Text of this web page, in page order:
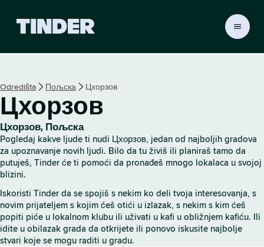
r
p
o
e
t
n
t
r
a
n
Odredišta Пољска Цхорзов
Цхорзов
Цхорзов, Пољска
Pogledaj kakve ljude ti nudi Цхорзов, jedan od najboljih gradova
za upoznavanje novih ljudi. Bilo da tu živiš ili planiraš tamo da
putuješ, Tinder će ti pomoći da pronađeš mnogo lokalaca u svojoj
blizini.
Iskoristi Tinder da se spojiš s nekim ko deli tvoja interesovanja, s
novim prijateljem s kojim ćeš otići u izlazak, s nekim s kim ćeš
popiti piće u lokalnom klubu ili uživati u kafi u obližnjem kafiću. Ili
idite u obilazak grada da otkrijete ili ponovo iskusite najbolje
stvari koje se mogu raditi u gradu.